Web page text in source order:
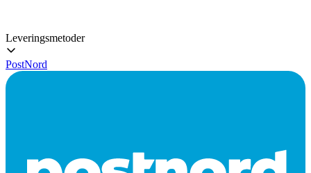
Leveringsmetoder
PostNord